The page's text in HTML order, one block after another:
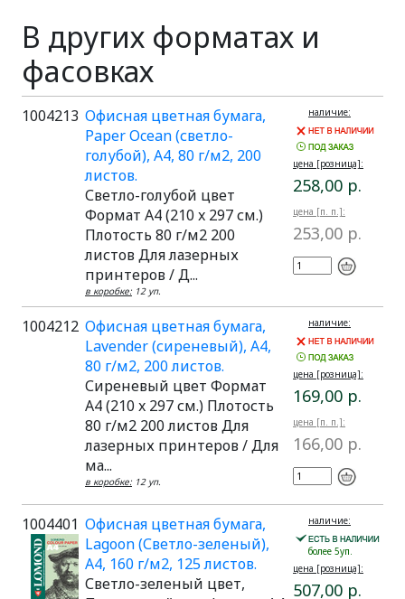
В других форматах и
фасовках
1004213 Офисная цветная бумага,
Paper Ocean (светло-
голубой), A4, 80 г/м2, 200
листов.
Светло-голубой цвет
Формат A4 (210 x 297 см.)
Плотость 80 г/м2 200
листов Для лазерных
принтеров / Д...
в коробке: 12 уп.
наличие:
цена [розница]:
258,00 р.
цена [п. п.]:
253,00 р.
1004212 Офисная цветная бумага,
Lavender (сиреневый), A4,
80 г/м2, 200 листов.
Сиреневый цвет Формат
A4 (210 x 297 см.) Плотость
80 г/м2 200 листов Для
лазерных принтеров / Для
ма...
в коробке: 12 уп.
наличие:
цена [розница]:
169,00 р.
цена [п. п.]:
166,00 р.
1004401 Офисная цветная бумага,
Lagoon (Светло-зеленый),
A4, 160 г/м2, 125 листов.
Светло-зеленый цвет,
наличие:
более 5уп.
цена [розница]:
507,00 р.